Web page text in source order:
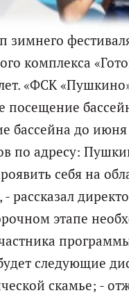
комплекса
«ФСК
посещение
бассейна до июня
по адресу:
себя на
рассказал
этапе
следующие
скамье; -